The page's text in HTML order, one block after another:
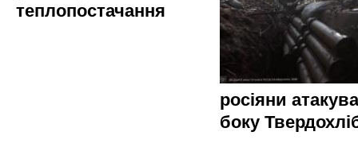
теплопостачання
росіяни
боку